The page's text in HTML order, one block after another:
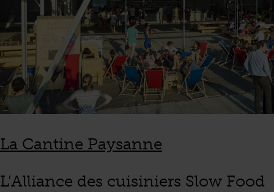
La Cantine Paysanne
L’Alliance des cuisiniers Slow Food